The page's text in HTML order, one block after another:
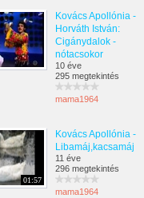
Kovács Apollónia -
Horváth István:
Cigánydalok -
nótacsokor
10 éve
295 megtekintés
mama1964
01:57
Kovács Apollónia -
Libamáj,kacsamáj
11 éve
296 megtekintés
mama1964